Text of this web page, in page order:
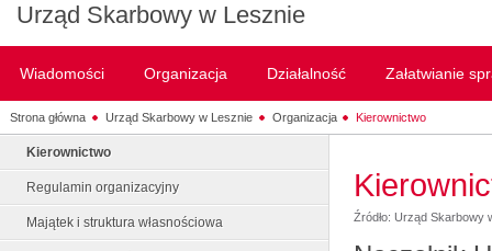
Urząd Skarbowy w Lesznie
Wiadomości Organizacja Działalność Załatwianie
Strona główna Urząd Skarbowy w Lesznie Organizacja Kierownictwo
Kierownictwo
Regulamin organizacyjny
Majątek i struktura własnościowa Źródło: Urząd Skarbowy